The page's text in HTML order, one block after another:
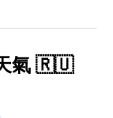
天氣 🇷🇺